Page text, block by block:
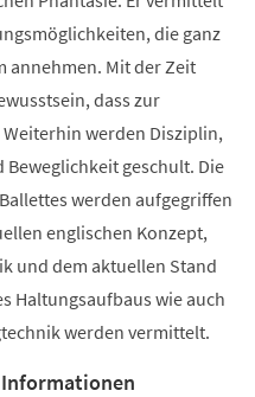
die ganz
annehmen. Mit der Zeit
dass zur
werden Disziplin,
geschult. Die
werden aufgegriffen
englischen Konzept,
und dem aktuellen Stand
Haltungsaufbaus wie auch
werden vermittelt.
Informationen